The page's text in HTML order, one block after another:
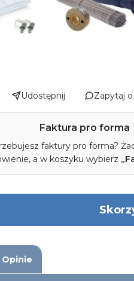
Udostępnij Zapytaj
Faktura pro forma
faktury pro forma?
a w koszyku wybierz
Opinie